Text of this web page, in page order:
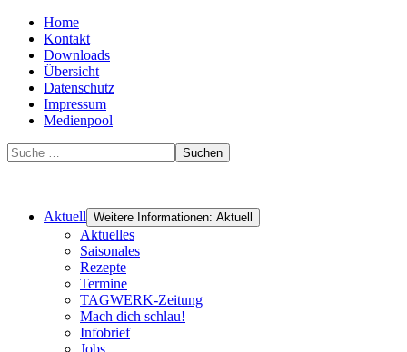
Home
Kontakt
Downloads
Übersicht
Datenschutz
Impressum
Medienpool
Suchen
Aktuell Weitere Informationen: Aktuell
Aktuelles
Saisonales
Rezepte
Termine
TAGWERK-Zeitung
Mach dich schlau!
Infobrief
Jobs